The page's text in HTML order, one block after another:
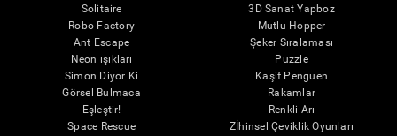
Solitaire
Robo Factory
Ant Escape
Neon ışıkları
Simon Diyor Ki
Görsel Bulmaca
Eşleştir!
Space Rescue
3D Sanat Yapboz
Mutlu Hopper
Şeker Sıralaması
Puzzle
Kaşif Penguen
Rakamlar
Renkli Arı
Zİhinsel Çeviklik Oyunları